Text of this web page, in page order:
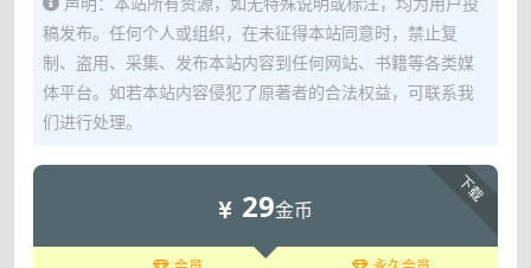
稿发布。任何个人或组织，在未征得本站同意时，禁止复
制、盗用、采集、发布本站内容到任何网站、书籍等各类媒
体平台。如若本站内容侵犯了原著者的合法权益，可联系我
们进行处理。
下载
29金币